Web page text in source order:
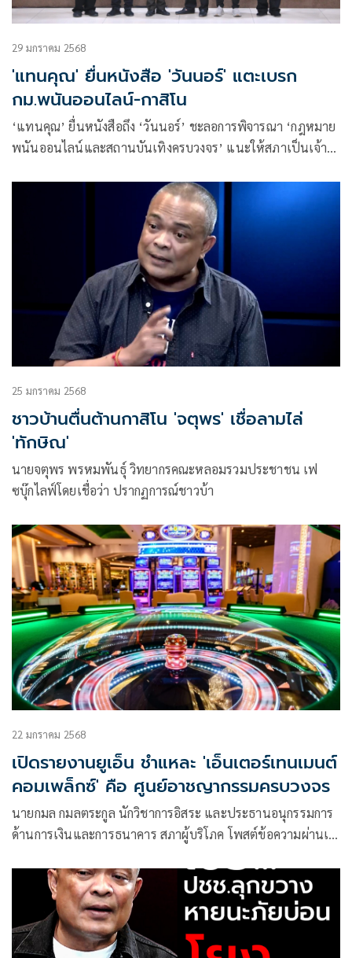
29 มกราคม 2568
'แทนคุณ' ยื่นหนังสือ 'วันนอร์' แตะเบรก
กม.พนันออนไลน์-กาสิโน
‘แทนคุณ’ ยื่นหนังสือถึง ‘วันนอร์’ ชะลอการพิจารณา ‘กฎหมาย
พนันออนไลน์และสถานบันเทิงครบวงจร’ แนะให้สภาเป็นเจ้า
25 มกราคม 2568
ชาวบ้านตื่นต้านกาสิโน 'จตุพร' เชื่อลามไล่
'ทักษิณ'
นายจตุพร พรหมพันธุ์ วิทยากรคณะหลอมรวมประชาชน เฟ
ซบุ๊กไลฟ์โดยเชื่อว่า ปรากฏการณ์ชาวบ้า
22 มกราคม 2568
เปิดรายงานยูเอ็น ชำแหละ 'เอ็นเตอร์เทนเมนต์
คอมเพล็กซ์' คือ ศูนย์อาชญากรรมครบวงจร
นายกมล กมลตระกูล นักวิชาการอิสระ และประธานอนุกรรมการ
ด้านการเงินและการธนาคาร สภาผู้บริโภค โพสต์ข้อความผ่านเฟ
ครบวงจร